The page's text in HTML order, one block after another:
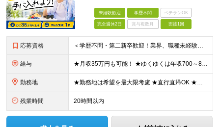
未経験歓迎 学歴不問 ベテランOK
完全週休2日 賞与複数月 面接1回
応募資格 ＜学歴不問・第二新卒歓迎！業界、職種未経験歓迎！20代～30代活躍中＞ ★35歳以下の方（若年層の長期キャリア形成を図るため） ★フリーター・正社員未経験・社会人未経験OK ★転職回数が多い方もぜひ
給与 ★月収35万円も可能！ ★ゆくゆくは年収700～800万円も！ ★手当が多数あり ・残業手当（100％）★1分単位で支給 ・資格手当（最大月6万円） ・結婚/出産祝金（最大3万円） 【首都圏・北関東
勤務地 ★勤務地は希望を最大限考慮 ★直行直帰OK ★車通勤のエリアもあり ★研修は、下記いずれかの研修センターで行います ・東京校（東京本社とアクセスは同様） ・大阪校（大阪府大阪市中央区道修町 2-1-1
残業時間 20時間以内